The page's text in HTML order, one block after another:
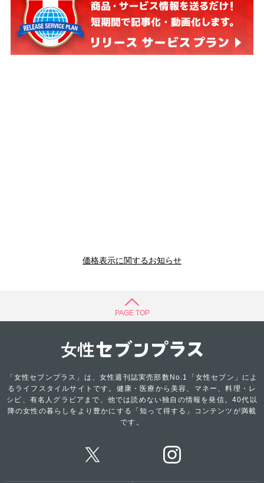
価格表示に関するお知らせ
PAGE TOP
「女性セブンプラス」は、女性週刊誌実売部数No.1「女性セブン」によ
るライフスタイルサイトです。健康・医療から美容、マネー、料理・レ
シピ、有名人グラビアまで、他では読めない独自の情報を発信。40代以
降の女性の暮らしをより豊かにする「知って得する」コンテンツが満載
です。